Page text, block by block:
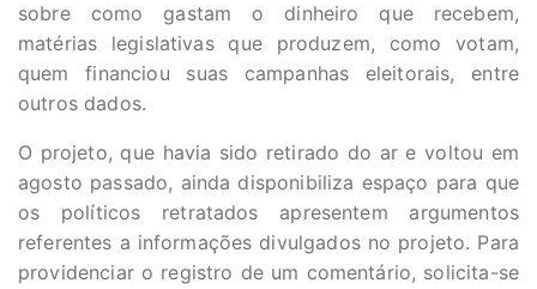
sobre como gastam o dinheiro que recebem,
matérias legislativas que produzem, como votam,
quem financiou suas campanhas eleitorais, entre
outros dados.
O projeto, que havia sido retirado do ar e voltou em
agosto passado, ainda disponibiliza espaço para que
os políticos retratados apresentem argumentos
referentes a informações divulgados no projeto. Para
providenciar o registro de um comentário, solicita-se